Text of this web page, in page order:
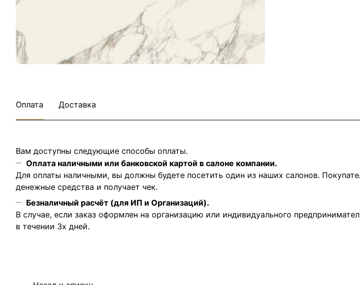
Оплата Доставка
Вам доступны следующие способы оплаты.
Оплата наличными или банковской картой в салоне компании.
Для оплаты наличными, вы должны будете посетить один из наших салонов.
денежные средства и получает чек.
Безналичный расчёт (для ИП и Организаций).
В случае, если заказ оформлен на организацию или индивидуального
в течении 3х дней.